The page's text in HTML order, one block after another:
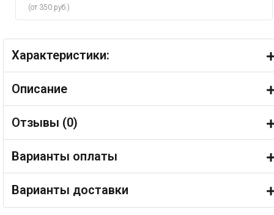
(от 350 руб.)
Характеристики:
Описание
Отзывы (0)
Варианты оплаты
Варианты доставки